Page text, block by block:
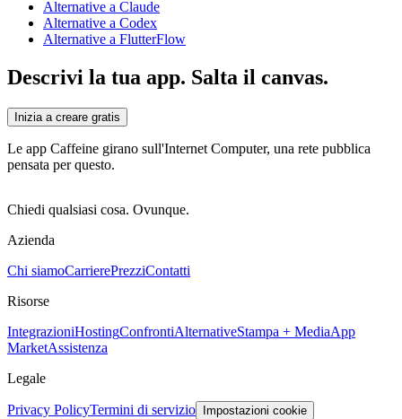
Alternative a Claude
Alternative a Codex
Alternative a FlutterFlow
Descrivi la tua app. Salta il canvas.
Inizia a creare gratis
Le app Caffeine girano sull'Internet Computer, una rete pubblica
pensata per questo.
Chiedi qualsiasi cosa. Ovunque.
Azienda
Chi siamoCarrierePrezziContatti
Risorse
IntegrazioniHostingConfrontiAlternativeStampa + MediaApp
MarketAssistenza
Legale
Privacy PolicyTermini di servizio Impostazioni cookie